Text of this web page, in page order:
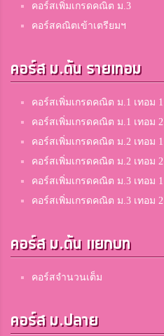
คอร์สเพิ่มเกรดคณิต ม.3
คอร์สคณิตเข้าเตรียมฯ
คอร์ส ม.ต้น รายเทอม
คอร์สเพิ่มเกรดคณิต ม.1 เทอม 1
คอร์สเพิ่มเกรดคณิต ม.1 เทอม 2
คอร์สเพิ่มเกรดคณิต ม.2 เทอม 1
คอร์สเพิ่มเกรดคณิต ม.2 เทอม 2
คอร์สเพิ่มเกรดคณิต ม.3 เทอม 1
คอร์สเพิ่มเกรดคณิต ม.3 เทอม 2
คอร์ส ม.ต้น แยกบท
คอร์สจำนวนเต็ม
คอร์ส ม.ปลาย